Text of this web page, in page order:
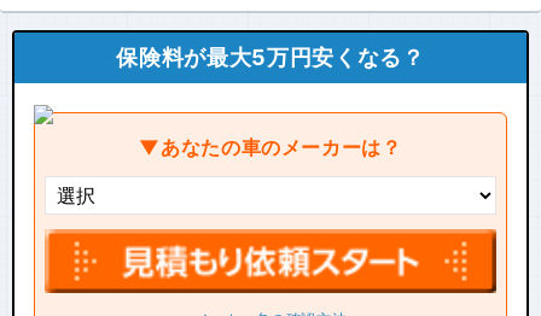
保険料が最大5万円安くなる？
▼あなたの車のメーカーは？